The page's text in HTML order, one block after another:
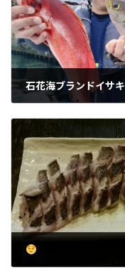
石花海ブランドイサキ